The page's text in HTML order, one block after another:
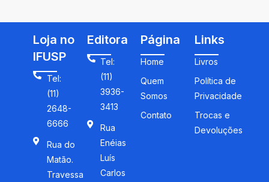
Loja no
IFUSP
Tel:
(11)
2648-
6666
Rua do
Matão.
Travessa
Editora
Tel:
(11)
3936-
3413
Rua
Enéias
Luís
Carlos
Página
Home
Quem
Somos
Contato
Links
Livros
Política de
Privacidade
Trocas e
Devoluções